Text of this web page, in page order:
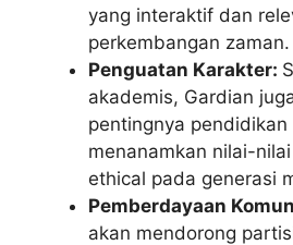
yang interaktif dan
perkembangan zaman.
Penguatan Karakter:
akademis, Gardian
pentingnya
menanamkan nilai-
ethical pada generasi
Pemberdayaan
akan mendorong